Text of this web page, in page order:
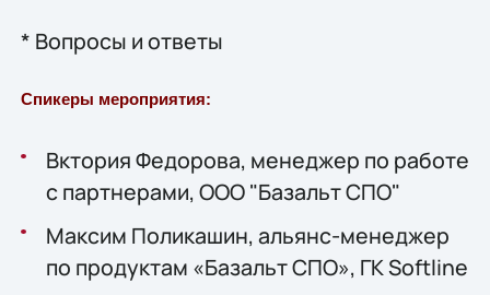
* Вопросы и ответы
Спикеры мероприятия:
Вктория Федорова, менеджер по работе
с партнерами, ООО "Базальт СПО"
Максим Поликашин, альянс-менеджер
по продуктам «Базальт СПО», ГК Softline